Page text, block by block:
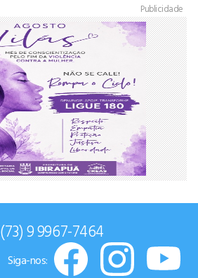
Publicidade
(73) 9 9967-7464
Siga-nos: